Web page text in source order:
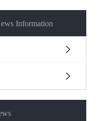
Information